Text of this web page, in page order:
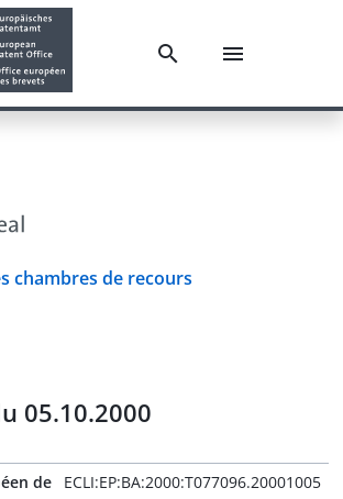
chambres de recours
05.10.2000
de
ECLI:EP:BA:2000:T077096.20001005